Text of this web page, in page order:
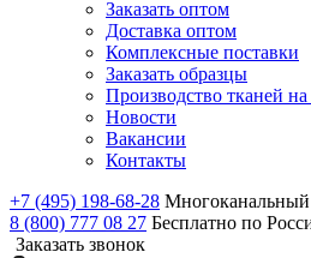
Заказать оптом
Доставка оптом
Комплексные поставки
Заказать образцы
Производство тканей на
Новости
Вакансии
Контакты
+7 (495) 198-68-28 Многоканальный
8 (800) 777 08 27 Бесплатно по
Заказать звонок